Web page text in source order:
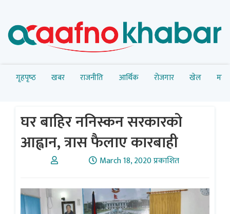
गृहपृष्‍ठ खबर राजनीति आर्थिक रोजगार खेल
घर बाहिर ननिस्कन सरकारकाे
आह्वान, त्रास फैलाए कारबाही
March 18, 2020 प्रकाशित